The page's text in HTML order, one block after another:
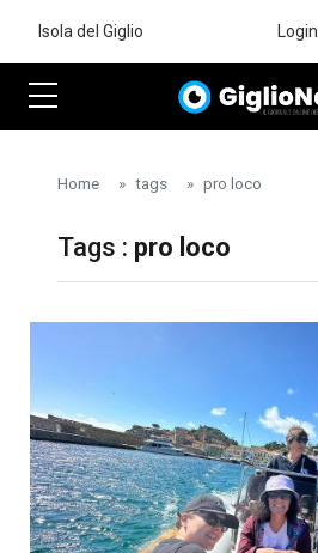
Isola del Giglio Login
Home tags pro loco
Tags : pro loco